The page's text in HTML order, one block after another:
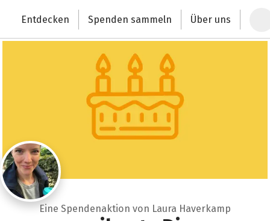
Deutschlands größte Spendenplattform
Entdecken Spenden sammeln Über uns
Eine Spendenaktion von Laura Haverkamp